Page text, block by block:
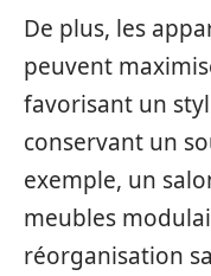
De plus, les
peuvent
favorisant un
conservant un
exemple, un
meubles
réorganisation